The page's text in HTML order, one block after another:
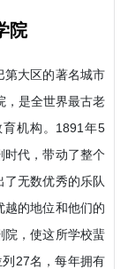
院
第大区的著名城市
，是全世界最古老
机构。1891年5
时代，带动了整个
无数优秀的乐队
越的地位和他们的
院，使这所学校蜚
27名，每年拥有